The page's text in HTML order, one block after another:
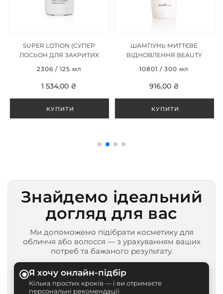
SUPER LOTION (СУПЕР
ЛОСЬОН ДЛЯ ЗАКРИТИХ
КОМЕДОНІВ) 125 МЛ
2306 / 125 мл
1 534,00 ₴
ШАМПУНЬ МИТТЄВЕ
ВІДНОВЛЕННЯ BEAUTY
EXPERIENCE NUTRY CARE
SHAMPOO, 300 ML
10801 / 300 мл
916,00 ₴
Знайдемо ідеальний
догляд для вас
Ми допоможемо підібрати косметику для
обличчя або волосся — з урахуванням ваших
потреб та бажаного результату.
Я хочу онлайн-підбір
Кілька простих кроків — і ви отримаєте
персональні рекомендації